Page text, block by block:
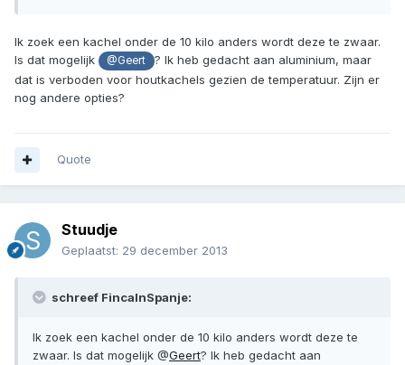
Ik zoek een kachel onder de 10 kilo anders wordt deze te zwaar.
Is dat mogelijk
@Geert
? Ik heb gedacht aan aluminium, maar
dat is verboden voor houtkachels gezien de temperatuur. Zijn er
nog andere opties?
Quote
Stuudje
Geplaatst: 29 december 2013
schreef FincaInSpanje:
Ik zoek een kachel onder de 10 kilo anders wordt deze te
zwaar. Is dat mogelijk @Geert? Ik heb gedacht aan